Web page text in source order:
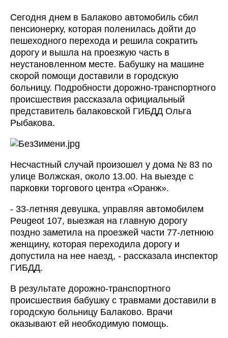
Сегодня днем в Балаково автомобиль сбил
пенсионерку, которая поленилась дойти до
пешеходного перехода и решила сократить
дорогу и вышла на проезжую часть в
неустановленном месте. Бабушку на машине
скорой помощи доставили в городскую
больницу. Подробности дорожно-транспортного
происшествия рассказала официальный
представитель балаковской ГИБДД Ольга
Рыбакова.
Несчастный случай произошел у дома № 83 по
улице Волжская, около 13.00. На выезде с
парковки торгового центра «Оранж».
- 33-летняя девушка, управляя автомобилем
Peugeot 107, выезжая на главную дорогу
поздно заметила на проезжей части 77-летнюю
женщину, которая переходила дорогу и
допустила на нее наезд, - рассказала инспектор
ГИБДД.
В результате дорожно-транспортного
происшествия бабушку с травмами доставили в
городскую больницу Балаково. Врачи
оказывают ей необходимую помощь.